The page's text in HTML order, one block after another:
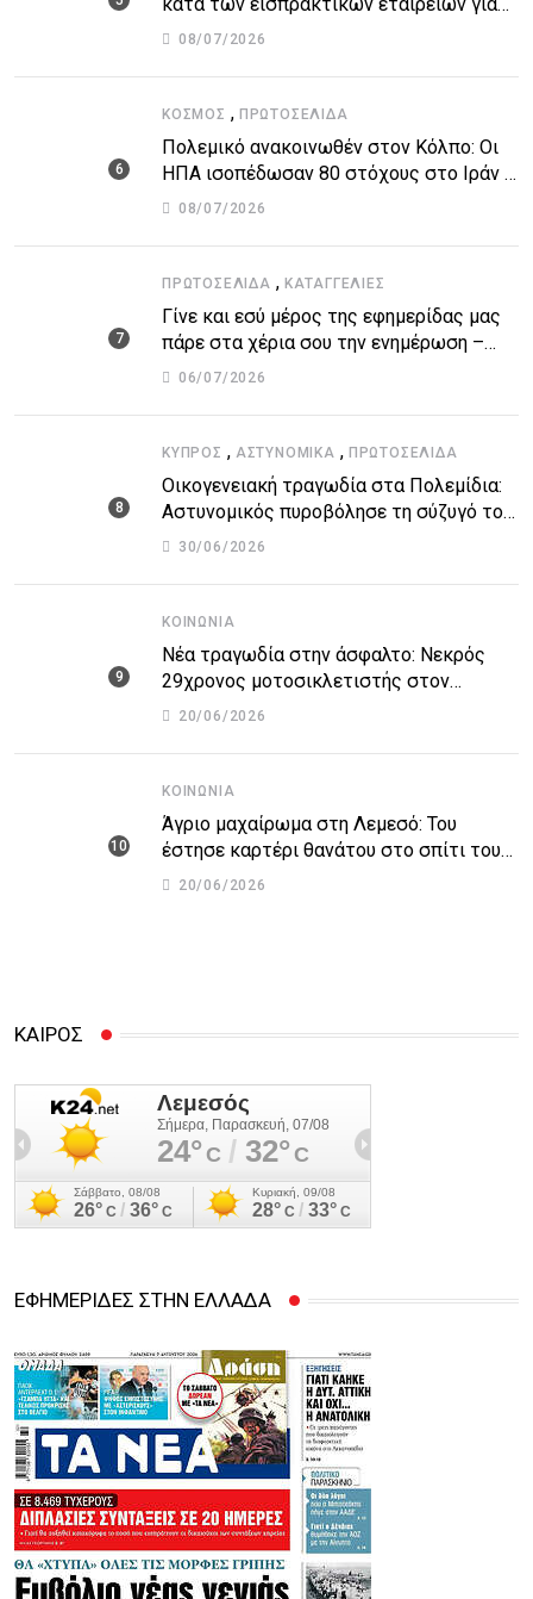
την προστασία των δανειοληπτών
08/07/2026
ΚΌΣΜΟΣ , ΠΡΩΤΟΣΈΛΙΔΑ
Πολεμικό ανακοινωθέν στον Κόλπο: Οι
ΗΠΑ ισοπέδωσαν 80 στόχους στο Ιράν –
Μπαράζ επιθέσεων σε αμερικανικές
08/07/2026
ΠΡΩΤΟΣΈΛΙΔΑ , ΚΑΤΑΓΓΕΛΙΕΣ
Γίνε και εσύ μέρος της εφημερίδας μας
πάρε στα χέρια σου την ενημέρωση –
στείλε το δικό σου άρθρο την δική σου
06/07/2026
ΚΎΠΡΟΣ , ΑΣΤΥΝΟΜΙΚΆ , ΠΡΩΤΟΣΈΛΙΔΑ
Οικογενειακή τραγωδία στα Πολεμίδια:
Αστυνομικός πυροβόλησε τη σύζυγό του
και αυτοκτόνησε
30/06/2026
ΚΟΙΝΩΝΊΑ
Νέα τραγωδία στην άσφαλτο: Νεκρός
29χρονος μοτοσικλετιστής στον
αυτοκινητόδρομο Πάφου – Λεμεσού
20/06/2026
ΚΟΙΝΩΝΊΑ
Άγριο μαχαίρωμα στη Λεμεσό: Του
έστησε καρτέρι θανάτου στο σπίτι του
για προσωπικές διαφορές – Στο
20/06/2026
ΚΑΙΡΟΣ
ΕΦΗΜΕΡΙΔΕΣ ΣΤΗΝ ΕΛΛΑΔΑ